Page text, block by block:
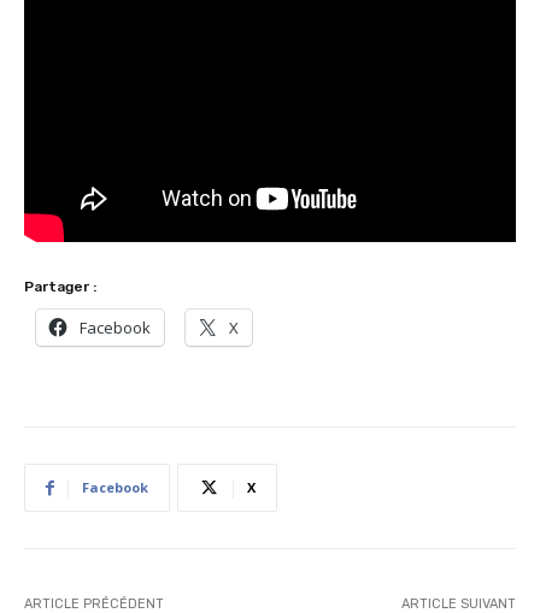
Partager :
Facebook X
Facebook X
ARTICLE PRÉCÉDENT ARTICLE SUIVANT